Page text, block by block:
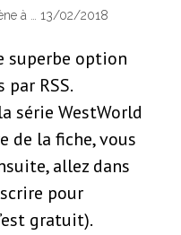
à … 13/02/2018
superbe option
RSS.
série WestWorld
de la fiche, vous
allez dans
pour
gratuit).